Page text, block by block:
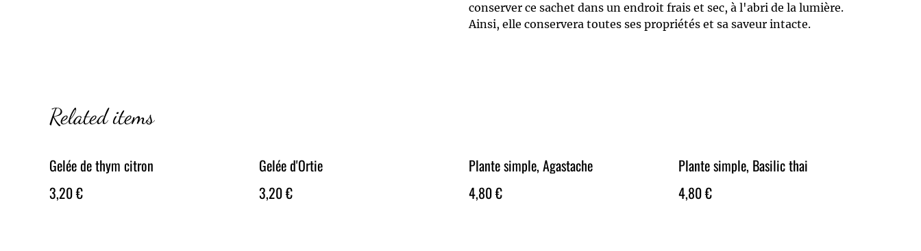
conserver ce sachet dans un endroit frais et sec, à l'abri de la lumière.
Ainsi, elle conservera toutes ses propriétés et sa saveur intacte.
Related items
Gelée de thym citron
3,20 €
Gelée d'Ortie
3,20 €
Plante simple, Agastache
4,80 €
Plante simple, Basilic thai
4,80 €